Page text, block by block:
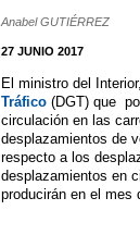
Anabel GUTIÉRREZ
27 JUNIO 2017
El ministro del
Tráfico (DGT) que
circulación en las
desplazamientos de
respecto a los
desplazamientos en
producirán en el mes